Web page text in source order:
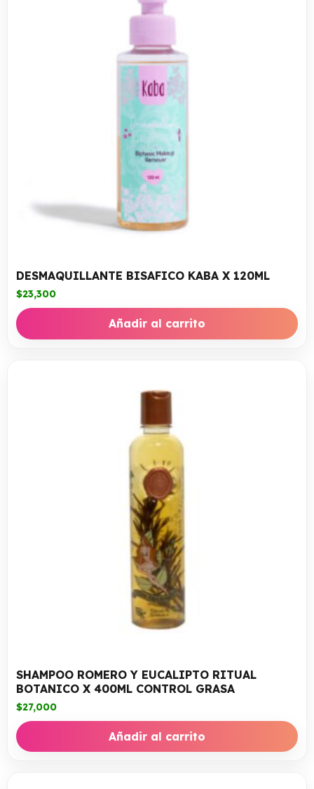
DESMAQUILLANTE BISAFICO KABA X 120ML
$23,300
Añadir al carrito
SHAMPOO ROMERO Y EUCALIPTO RITUAL
BOTANICO X 400ML CONTROL GRASA
$27,000
Añadir al carrito